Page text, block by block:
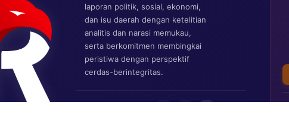
laporan politik, sosial, ekonomi,
dan isu daerah dengan ketelitian
analitis dan narasi memukau,
serta berkomitmen membingkai
peristiwa dengan perspektif
cerdas-berintegritas.